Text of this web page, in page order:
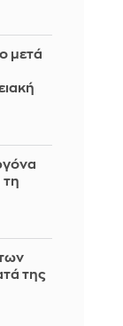
μετά
τη
της